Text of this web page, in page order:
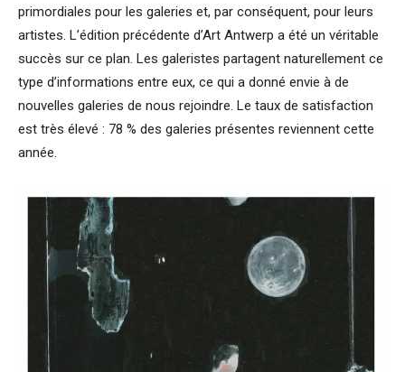
primordiales pour les galeries et, par conséquent, pour leurs
artistes. L’édition précédente d’Art Antwerp a été un véritable
succès sur ce plan. Les galeristes partagent naturellement ce
type d’informations entre eux, ce qui a donné envie à de
nouvelles galeries de nous rejoindre. Le taux de satisfaction
est très élevé : 78 % des galeries présentes reviennent cette
année.